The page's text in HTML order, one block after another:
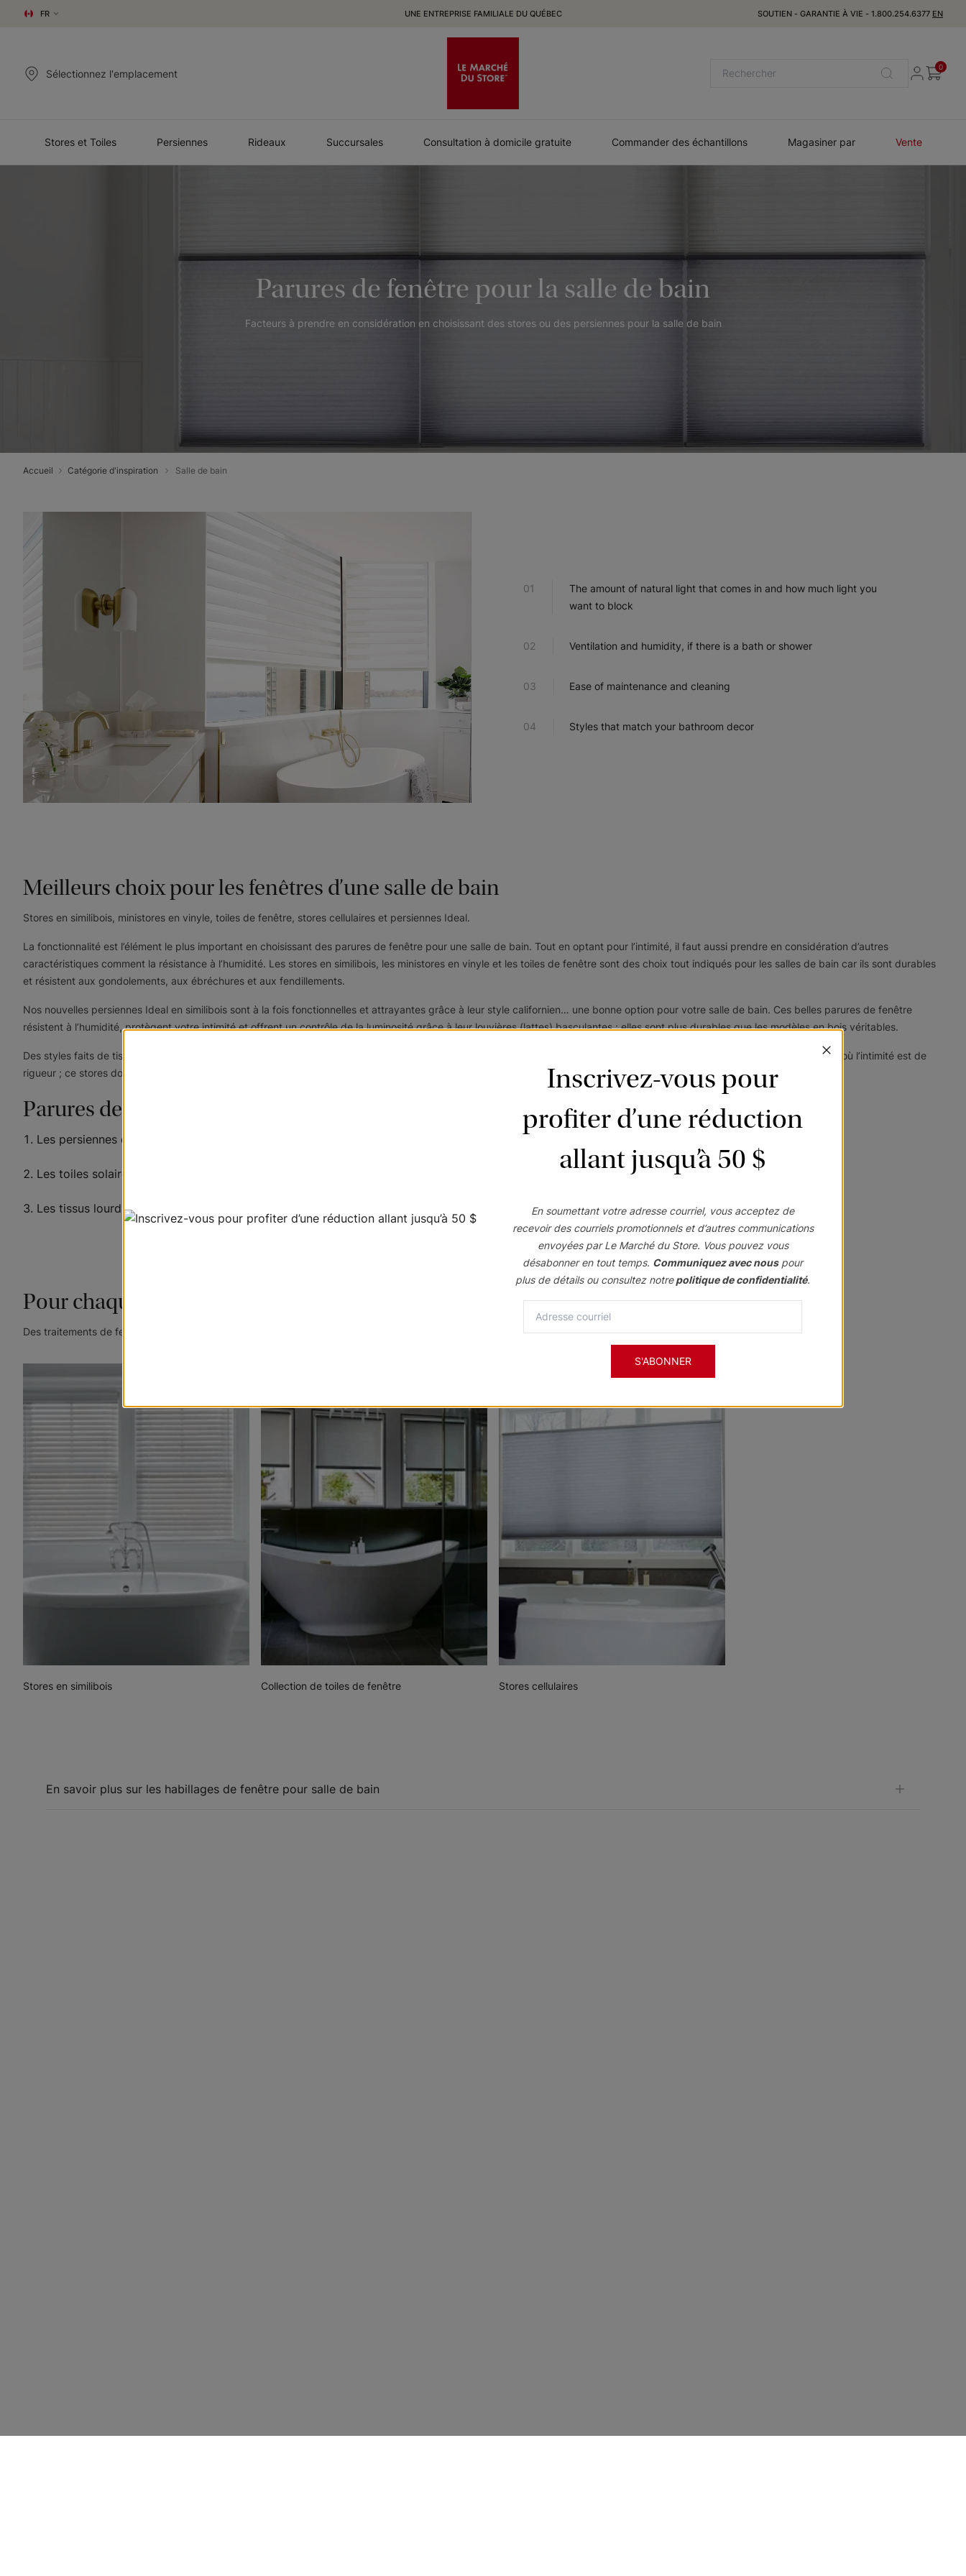
FR UNE ENTREPRISE FAMILIALE DU QUÉBEC SOUTIEN - GARANTIE À VIE - 1.800.254.6377 EN
Sélectionnez l'emplacement
0
Stores et Toiles Persiennes Rideaux Succursales Consultation à domicile gratuite Commander des échantillons Magasiner par Vente
Parures de fenêtre pour la salle de bain
Facteurs à prendre en considération en choisissant des stores ou des persiennes pour la salle de bain
Accueil Catégorie d'inspiration Salle de bain
The amount of natural light that comes in and how much light you
want to block
Ventilation and humidity, if there is a bath or shower
Ease of maintenance and cleaning
Styles that match your bathroom decor
Meilleurs choix pour les fenêtres d’une salle de bain
Stores en similibois, ministores en vinyle, toiles de fenêtre, stores cellulaires et persiennes Ideal.
La fonctionnalité est l’élément le plus important en choisissant des parures de fenêtre pour une salle de bain. Tout en optant pour l’intimité, il faut aussi prendre en considération d’autres
caractéristiques comment la résistance à l’humidité. Les stores en similibois, les ministores en vinyle et les toiles de fenêtre sont des choix tout indiqués pour les salles de bain car ils sont durables
et résistent aux gondolements, aux ébréchures et aux fendillements.
Nos nouvelles persiennes Ideal en similibois sont à la fois fonctionnelles et attrayantes grâce à leur style californien… une bonne option pour votre salle de bain. Ces belles parures de fenêtre
résistent à l’humidité, protègent votre intimité et offrent un contrôle de la luminosité grâce à leur louvières (lattes) basculantes ; elles sont plus durables que les modèles en bois véritables.
Des styles faits de tissus légers, comme les stores cellulaires avec la fonction d’ouverture « haut-bas, bas-haut » sont conseillés pour les fenêtres situées près d’une baignoire où l’intimité est de
rigueur ; ce stores doivent néanmoins laisser passer la lumière du jour et préserver votre vue de l’extérieur.
Parures de fenêtre déconseillées pour la salle de bain
Les persiennes et les stores en bois véritables qui absorbent l’humidité au fil du temps.
Les toiles solaires qui deviennent translucides une fois la nuit tombée.
Les tissus lourds employés pour la confection des rideaux et des stores romains favorisent la croissance et la propagation de la moisissure.
Pour chaque coin de votre maison
Des traitements de fenêtre personnalisés conçus spécialement pour vous.
Stores en similibois Collection de toiles de fenêtre Stores cellulaires
En savoir plus sur les habillages de fenêtre pour salle de bain
Inscrivez-vous pour
profiter d’une réduction
allant jusqu’à 50 $
En soumettant votre adresse courriel, vous acceptez de
recevoir des courriels promotionnels et d’autres communications
envoyées par Le Marché du Store. Vous pouvez vous
désabonner en tout temps. Communiquez avec nouspour
plus de détails ou consultez notre politique de confidentialité.
S'ABONNER